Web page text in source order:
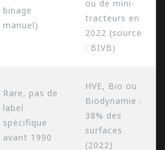
binage
manuel)
ou de mini-
tracteurs en
2022 (source
: BIVB)
Rare, pas de
label
spécifique
avant 1990
HVE, Bio ou
Biodynamie :
38% des
surfaces
(2022)